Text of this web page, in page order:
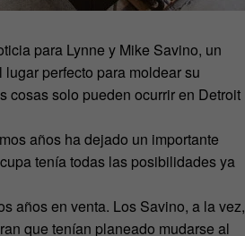
para Lynne y Mike Savino, un
perfecto para moldear su
cosas solo pueden ocurrir en Detroit
años ha dejado un importante
tenía todas las posibilidades ya
años en venta. Los Savino, a la vez,
que tenían planeado mudarse al